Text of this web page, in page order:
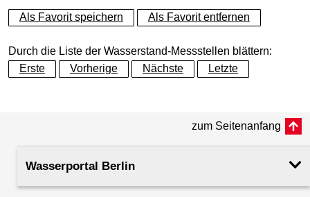
+
−
Als Favorit speichern Als Favorit entfernen
Durch die Liste der Wasserstand-Messstellen blättern:
Erste
Vorherige Nächste Letzte
zum Seitenanfang
Wasserportal Berlin